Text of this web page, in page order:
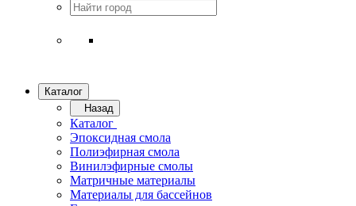
Каталог
Назад
Каталог
Эпоксидная смола
Полиэфирная смола
Винилэфирные смолы
Матричные материалы
Материалы для бассейнов